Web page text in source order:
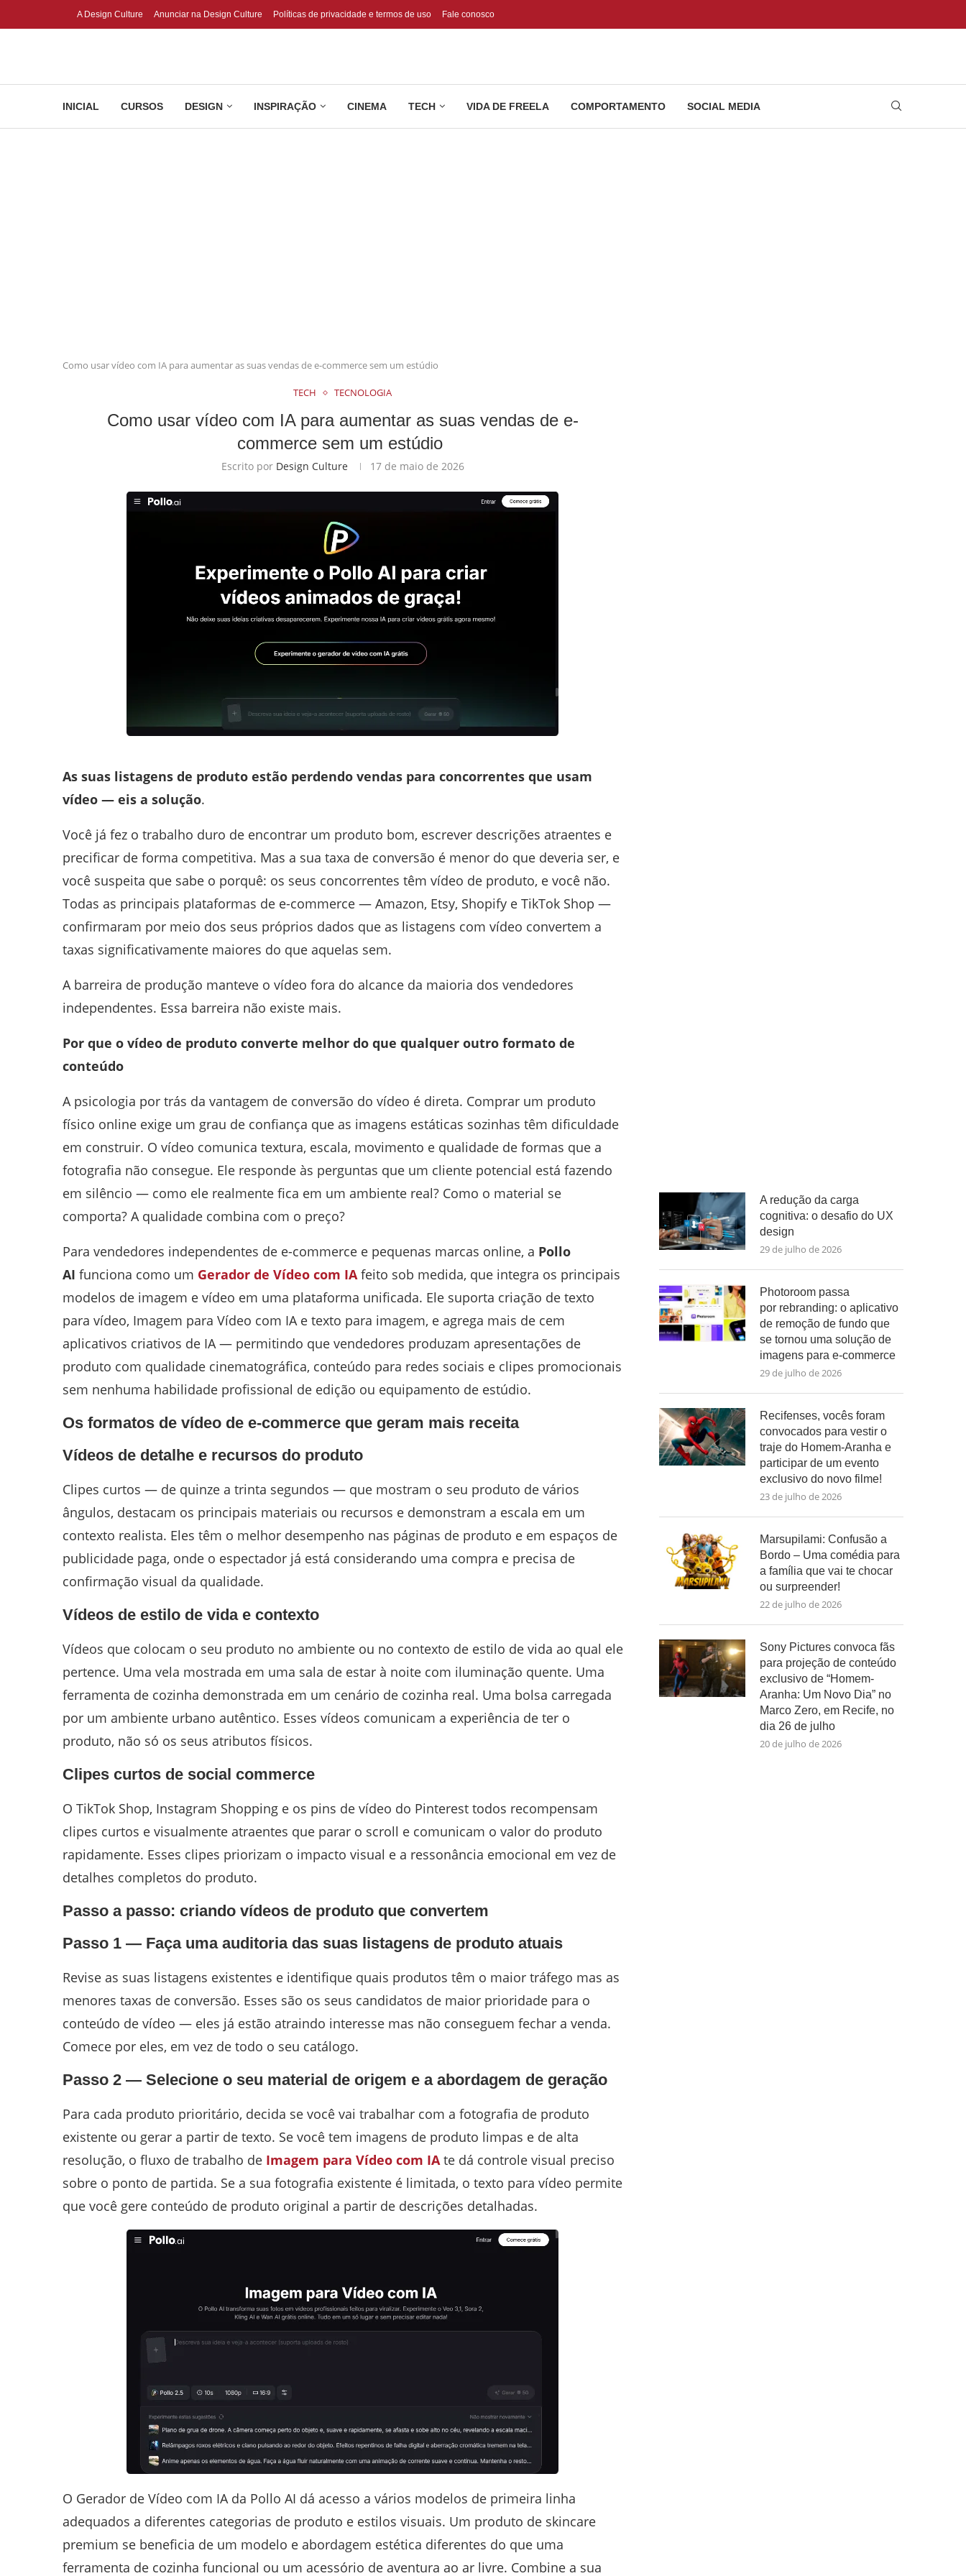
A Design Culture Anunciar na Design Culture Políticas de privacidade e termos de uso Fale conosco
INICIAL CURSOS DESIGN INSPIRAÇÃO CINEMA TECH VIDA DE FREELA COMPORTAMENTO SOCIAL MEDIA
Como usar vídeo com IA para aumentar as suas vendas de e-commerce sem um estúdio
TECH TECNOLOGIA
Como usar vídeo com IA para aumentar as suas vendas de e-
commerce sem um estúdio
Escrito por Design Culture 17 de maio de 2026
As suas listagens de produto estão perdendo vendas para concorrentes que usam
vídeo — eis a solução.
Você já fez o trabalho duro de encontrar um produto bom, escrever descrições atraentes e
precificar de forma competitiva. Mas a sua taxa de conversão é menor do que deveria ser, e
você suspeita que sabe o porquê: os seus concorrentes têm vídeo de produto, e você não.
Todas as principais plataformas de e-commerce — Amazon, Etsy, Shopify e TikTok Shop —
confirmaram por meio dos seus próprios dados que as listagens com vídeo convertem a
taxas significativamente maiores do que aquelas sem.
A barreira de produção manteve o vídeo fora do alcance da maioria dos vendedores
independentes. Essa barreira não existe mais.
Por que o vídeo de produto converte melhor do que qualquer outro formato de
conteúdo
A psicologia por trás da vantagem de conversão do vídeo é direta. Comprar um produto
físico online exige um grau de confiança que as imagens estáticas sozinhas têm dificuldade
em construir. O vídeo comunica textura, escala, movimento e qualidade de formas que a
fotografia não consegue. Ele responde às perguntas que um cliente potencial está fazendo
em silêncio — como ele realmente fica em um ambiente real? Como o material se
comporta? A qualidade combina com o preço?
Para vendedores independentes de e-commerce e pequenas marcas online, a Pollo
AI funciona como um Gerador de Vídeo com IAfeito sob medida, que integra os principais
modelos de imagem e vídeo em uma plataforma unificada. Ele suporta criação de texto
para vídeo, Imagem para Vídeo com IA e texto para imagem, e agrega mais de cem
aplicativos criativos de IA — permitindo que vendedores produzam apresentações de
produto com qualidade cinematográfica, conteúdo para redes sociais e clipes promocionais
sem nenhuma habilidade profissional de edição ou equipamento de estúdio.
Os formatos de vídeo de e-commerce que geram mais receita
Vídeos de detalhe e recursos do produto
Clipes curtos — de quinze a trinta segundos — que mostram o seu produto de vários
ângulos, destacam os principais materiais ou recursos e demonstram a escala em um
contexto realista. Eles têm o melhor desempenho nas páginas de produto e em espaços de
publicidade paga, onde o espectador já está considerando uma compra e precisa de
confirmação visual da qualidade.
Vídeos de estilo de vida e contexto
Vídeos que colocam o seu produto no ambiente ou no contexto de estilo de vida ao qual ele
pertence. Uma vela mostrada em uma sala de estar à noite com iluminação quente. Uma
ferramenta de cozinha demonstrada em um cenário de cozinha real. Uma bolsa carregada
por um ambiente urbano autêntico. Esses vídeos comunicam a experiência de ter o
produto, não só os seus atributos físicos.
Clipes curtos de social commerce
O TikTok Shop, Instagram Shopping e os pins de vídeo do Pinterest todos recompensam
clipes curtos e visualmente atraentes que parar o scroll e comunicam o valor do produto
rapidamente. Esses clipes priorizam o impacto visual e a ressonância emocional em vez de
detalhes completos do produto.
Passo a passo: criando vídeos de produto que convertem
Passo 1 — Faça uma auditoria das suas listagens de produto atuais
Revise as suas listagens existentes e identifique quais produtos têm o maior tráfego mas as
menores taxas de conversão. Esses são os seus candidatos de maior prioridade para o
conteúdo de vídeo — eles já estão atraindo interesse mas não conseguem fechar a venda.
Comece por eles, em vez de todo o seu catálogo.
Passo 2 — Selecione o seu material de origem e a abordagem de geração
Para cada produto prioritário, decida se você vai trabalhar com a fotografia de produto
existente ou gerar a partir de texto. Se você tem imagens de produto limpas e de alta
resolução, o fluxo de trabalho de Imagem para Vídeo com IAte dá controle visual preciso
sobre o ponto de partida. Se a sua fotografia existente é limitada, o texto para vídeo permite
que você gere conteúdo de produto original a partir de descrições detalhadas.
O Gerador de Vídeo com IA da Pollo AI dá acesso a vários modelos de primeira linha
adequados a diferentes categorias de produto e estilos visuais. Um produto de skincare
premium se beneficia de um modelo e abordagem estética diferentes do que uma
ferramenta de cozinha funcional ou um acessório de aventura ao ar livre. Combine a sua
A redução da carga
cognitiva: o desafio do UX
design
29 de julho de 2026
Photoroom passa
por rebranding: o aplicativo
de remoção de fundo que
se tornou uma solução de
imagens para e-commerce
29 de julho de 2026
Recifenses, vocês foram
convocados para vestir o
traje do Homem-Aranha e
participar de um evento
exclusivo do novo filme!
23 de julho de 2026
Marsupilami: Confusão a
Bordo – Uma comédia para
a família que vai te chocar
ou surpreender!
22 de julho de 2026
Sony Pictures convoca fãs
para projeção de conteúdo
exclusivo de “Homem-
Aranha: Um Novo Dia” no
Marco Zero, em Recife, no
dia 26 de julho
20 de julho de 2026